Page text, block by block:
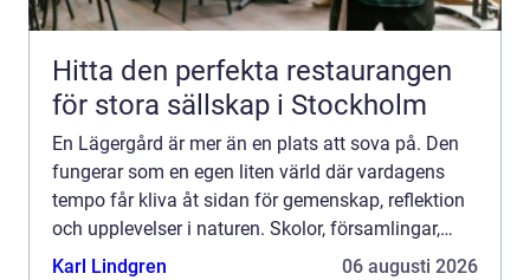
Hitta den perfekta restaurangen
för stora sällskap i Stockholm
En Lägergård är mer än en plats att sova på. Den
fungerar som en egen liten värld där vardagens
tempo får kliva åt sidan för gemenskap, reflektion
och upplevelser i naturen. Skolor, församlingar,
föreningar och företag använder lägergårdar för att
Karl Lindgren 06 augusti 2026